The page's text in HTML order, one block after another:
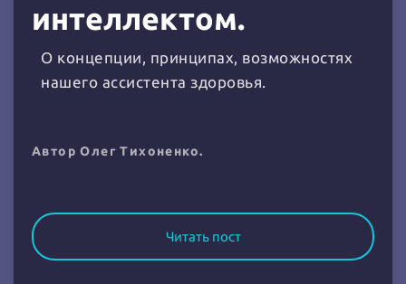
интеллектом.
О концепции, принципах, возможностях
нашего ассистента здоровья.
Автор Олег Тихоненко.
Читать пост